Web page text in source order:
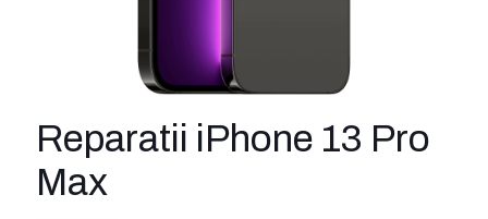
Reparatii iPhone 13 Pro
Max